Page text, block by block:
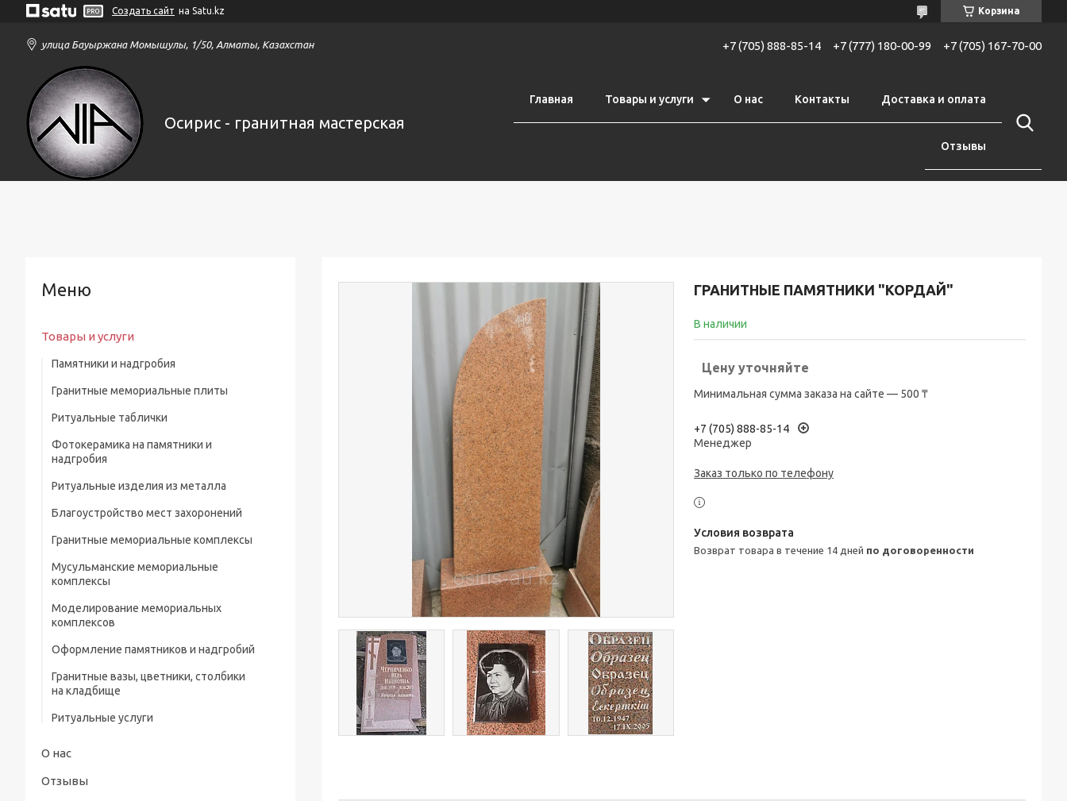
Создать сайт на Satu.kz Корзина
улица Бауыржана Момышулы, 1/50, Алматы, Казахстан +7 (705) 888-85-14 +7 (777) 180-00-99 +7 (705) 167-70-00
Осирис - гранитная мастерская
Главная Товары и услуги О нас Контакты Доставка и оплата
Отзывы
ГРАНИТНЫЕ ПАМЯТНИКИ "КОРДАЙ"
В наличии
Цену уточняйте
Минимальная сумма заказа на сайте — 500 ₸
+7 (705) 888-85-14
Менеджер
Заказ только по телефону
возврат товара в течение 14 дней по договоренности
Товары и услуги
Памятники и надгробия
Гранитные мемориальные плиты
Мусульманские мемориальные плиты
Мемориальные плиты
Ритуальные таблички
Фотокерамика на памятники и
надгробия
Ритуальные изделия из металла
Металлические ограды на кладбище
Металлические кресты на кладбище
Металлические изделия и конструкции
кладбище
Металлические цветники на кладбище
Благоустройство мест захоронений
Гранитные мемориальные комплексы
Мусульманские мемориальные
комплексы
Моделирование мемориальных
комплексов
Оформление памятников и надгробий
Портреты на памятники и надгробия
Гранитные вазы, цветники, столбики
на кладбище
Ритуальные услуги
О нас
Отзывы